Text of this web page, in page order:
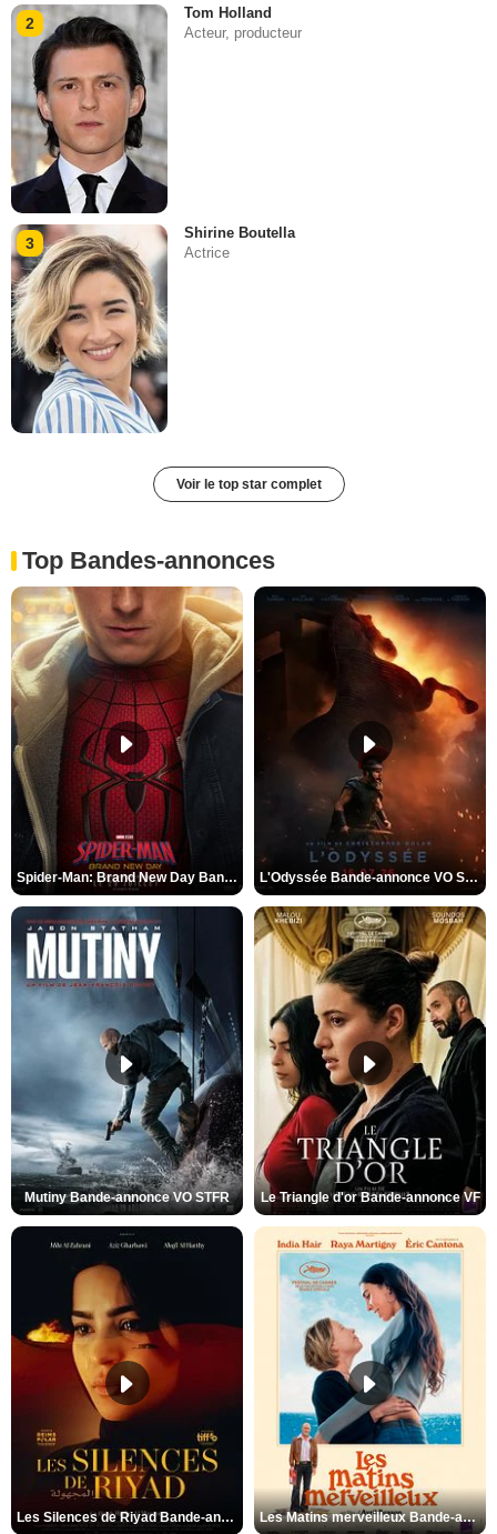
2
Tom Holland
Acteur, producteur
3
Shirine Boutella
Actrice
Voir le top star complet
Top Bandes-annonces
Spider-Man: Brand New Day Bande-annonce VO STFR L'Odyssée Bande-annonce VO STFR
Mutiny Bande-annonce VO STFR Le Triangle d'or Bande-annonce VF
Les Silences de Riyad Bande-annonce VO STFR Les Matins merveilleux Bande-annonce VF